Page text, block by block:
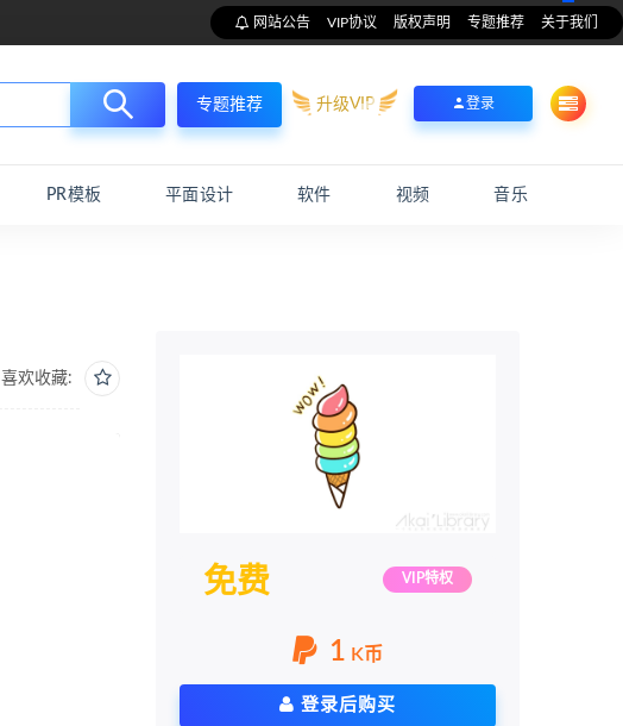
网站公告 VIP协议 版权声明 专题推荐 关于我们
专题推荐 升级VIP 登录
PR模板 平面设计 软件 视频 音乐
喜欢收藏:
免费 VIP特权
1 K币
登录后购买